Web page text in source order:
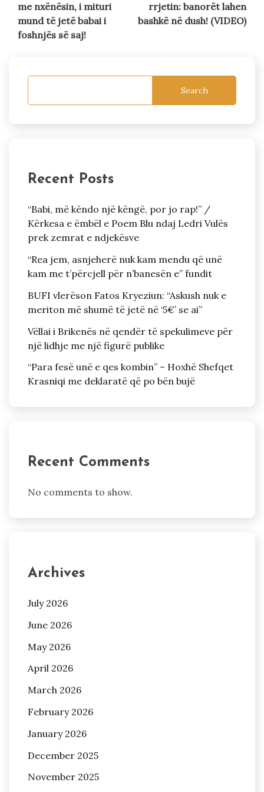
me nxënësin, i mituri
mund të jetë babai i
foshnjës së saj!
rrjetin: banorët lahen
bashkë në dush! (VIDEO)
Search
Recent Posts
“Babi, më këndo një këngë, por jo rap!” /
Kërkesa e ëmbël e Poem Blu ndaj Ledri Vulës
prek zemrat e ndjekësve
“Rea jem, asnjeherë nuk kam mendu që unë
kam me t’përcjell për n’banesën e” fundit
BUFI vlerëson Fatos Kryeziun: “Askush nuk e
meriton më shumë të jetë në ‘5€’ se ai”
Vëllai i Brikenës në qendër të spekulimeve për
një lidhje me një figurë publike
“Para fesë unë e qes kombin” – Hoxhë Shefqet
Krasniqi me deklaratë që po bën bujë
Recent Comments
No comments to show.
Archives
July 2026
June 2026
May 2026
April 2026
March 2026
February 2026
January 2026
December 2025
November 2025